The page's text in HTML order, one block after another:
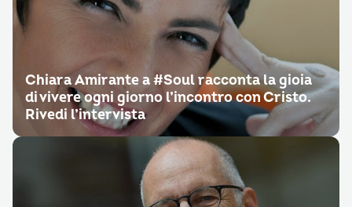
Chiara Amirante a #Soul racconta la gioia
di vivere ogni giorno l’incontro con Cristo.
Rivedi l’intervista